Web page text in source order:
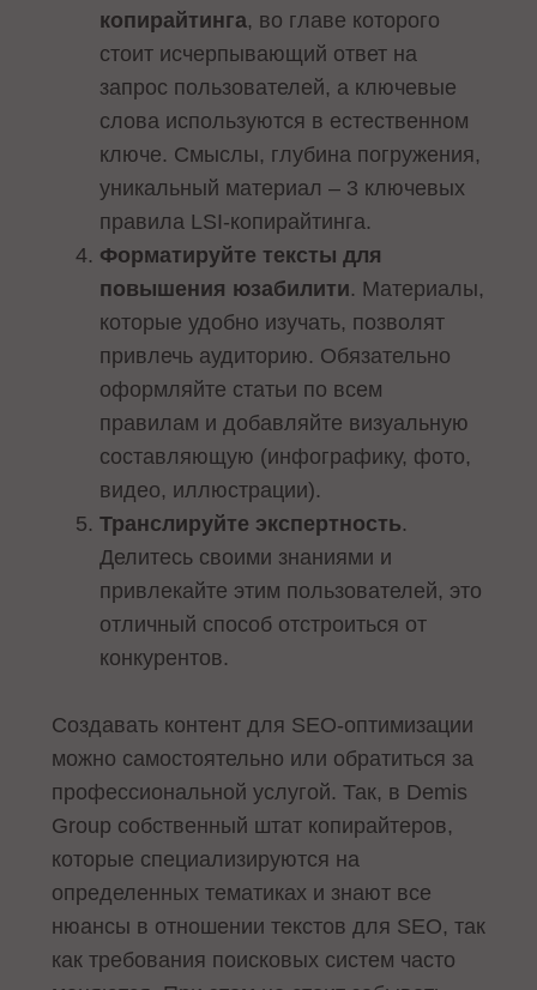
копирайтинга, во главе которого
стоит исчерпывающий ответ на
запрос пользователей, а ключевые
слова используются в естественном
ключе. Смыслы, глубина погружения,
уникальный материал – 3 ключевых
правила LSI-копирайтинга.
Форматируйте тексты для
повышения юзабилити. Материалы,
которые удобно изучать, позволят
привлечь аудиторию. Обязательно
оформляйте статьи по всем
правилам и добавляйте визуальную
составляющую (инфографику, фото,
видео, иллюстрации).
Транслируйте экспертность.
Делитесь своими знаниями и
привлекайте этим пользователей, это
отличный способ отстроиться от
конкурентов.
Создавать контент для SEO-оптимизации
можно самостоятельно или обратиться за
профессиональной услугой. Так, в Demis
Group собственный штат копирайтеров,
которые специализируются на
определенных тематиках и знают все
нюансы в отношении текстов для SEO, так
как требования поисковых систем часто